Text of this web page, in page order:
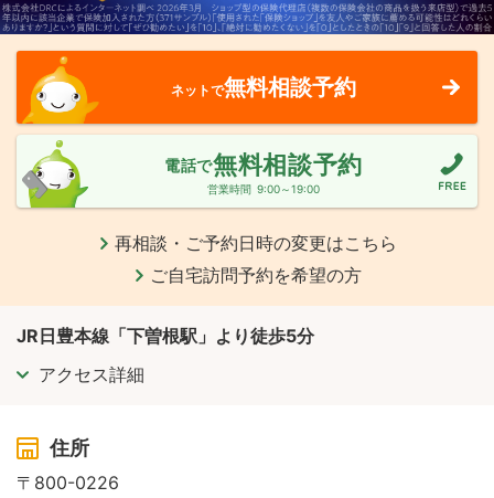
ネットで無料相談予約
電話で無料相談予約
営業時間 9:00～19:00
再相談・ご予約日時の変更はこちら
ご自宅訪問予約を希望の方
JR日豊本線「下曽根駅」より徒歩5分
アクセス詳細
住所
〒800-0226